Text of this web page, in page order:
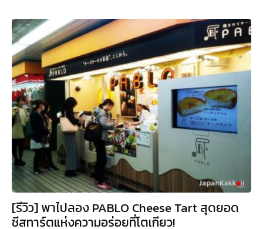
[รีวิว] พาไปลอง PABLO Cheese Tart สุดยอด
ชีสทาร์ตแห่งความอร่อยที่โตเกียว!